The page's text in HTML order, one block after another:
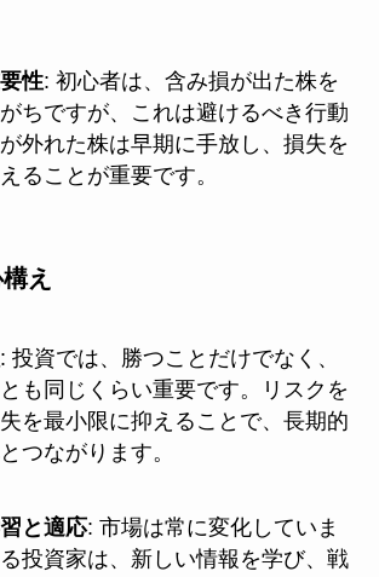
性: 初心者は、含み損が出た株を
ちですが、これは避けるべき行動
外れた株は早期に手放し、損失を
ることが重要です。
え
: 投資では、勝つことだけでなく、
も同じくらい重要です。リスクを
を最小限に抑えることで、長期的
つながります。
と適応: 市場は常に変化していま
投資家は、新しい情報を学び、戦